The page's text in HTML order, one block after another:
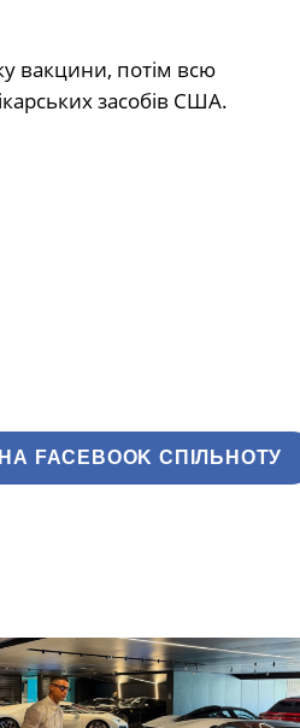
вакцини, потім всю
засобів США.
FACEBOOK СПІЛЬНОТУ